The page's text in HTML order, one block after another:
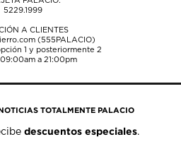
5229.1999
A CLIENTES
(555PALACIO)
1 y posteriormente 2
09:00am a 21:00pm
TOTALMENTE PALACIO
descuentos especiales.